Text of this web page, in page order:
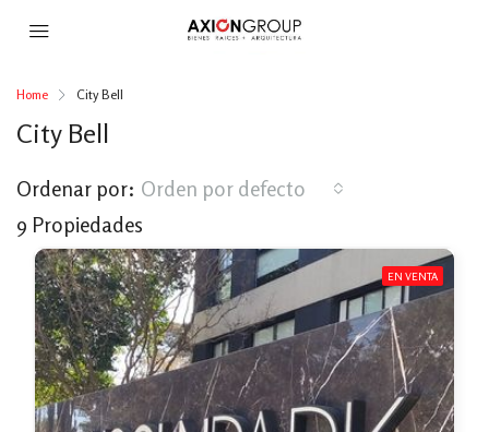
Home City Bell
City Bell
9 Propiedades
Ordenar por: Orden por defecto
EN VENTA